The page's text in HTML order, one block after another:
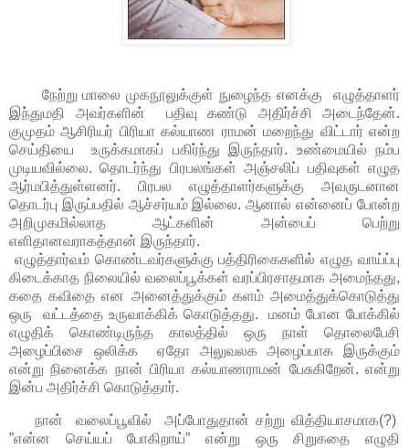
நேற்று மாலை முகநூலுக்குள் நுழைந்த எனக்கு எழுத்தாளர்
இந்துமதி அவர்களின் பதிவு கண்டு அதிர்ச்சி அடைந்தேன்.
குமுதம் ஆசிரியர் பிரியா கல்யாண ராமன் மறைந்து விட்டார் என்ற
செய்தியை உருக்கமாகப் பகிர்ந்து இருந்தார். உண்மையில் நம்ப
முடியவில்லை. தொடர்ந்து பிரபலங்கள் அஞ்சலிப் பதிவுகள் எழுத
ஆர்மபித்துள்ளனர். பிரபல எழுத்தாளர்களுக்கு அவருடனான
தொடர்பு இருப்பதில் ஆச்சர்யம் இல்லை. ஆனால் என்னைப் போன்ற
அறிமுகமில்லாத ஆட்களின் அன்பைப் பெற்று
எளிதானவராகத்தான் இருந்தார்.
எழுத்தார்வம் கொண்டவர்களுக்கு பத்திரிகைகளில் எழுத வாய்ப்பு
கிடைக்காத நிலையில் வலைப்பூக்கள் வரப்பிரசாதமாக அமைந்தது,
கதை கவிதை என அனைத்துக்கும் களம் அமைத்துக்கொடுத்து
ஒரு வட்டத்தை உருவாக்கிக் கொடுத்தது. மனம் போன போக்கில்
எழுதிக் கொண்டிருந்த காலத்தில் ஒரு நாள் தொலைபேசி
அழைப்பிசை ஒலிக்க ஏதோ அலுவலக அழைப்பாக இருக்கும்
என்று நினைக்க நான் பிரியா கல்யாணராமன் பேசுகிறேன். என்று
இன்ப அதிர்ச்சி கொடுத்தார்.
நான் வலைப்பூவில் அப்போதுதான் சற்று வித்தியாசமாக(?)
”என்ன செய்யப் போகிறாய்” என்று ஒரு சிறுகதை எழுதி